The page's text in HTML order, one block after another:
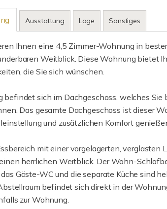
Ausstattung Lage Sonstiges
Ihnen eine 4,5 Zimmer-Wohnung in
Weitblick. Diese Wohnung bietet
die Sie sich wünschen.
befindet sich im Dachgeschoss, welches Sie
Das gesamte Dachgeschoss ist dieser
und zusätzlichen Komfort
mit einer vorgelagerten, verglasten
herrlichen Weitblick. Der Wohn-
Gäste-WC und die separate Küche sind
befindet sich direkt in der
zur Wohnung.